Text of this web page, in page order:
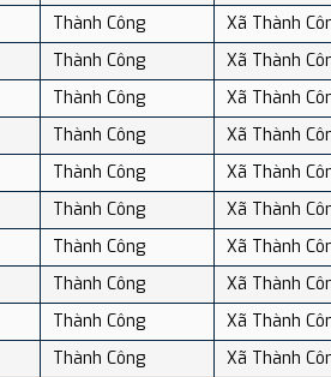
Thành Công
Xã Thành
Thành Công
Xã Thành
Thành Công
Xã Thành
Thành Công
Xã Thành
Thành Công
Xã Thành
Thành Công
Xã Thành
Thành Công
Xã Thành
Thành Công
Xã Thành
Thành Công
Xã Thành
Thành Công
Xã Thành